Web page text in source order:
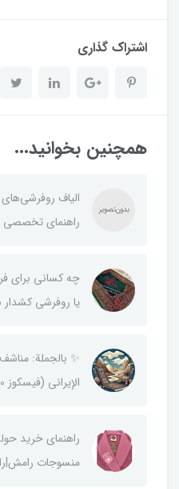
اشتراک گذاری
همچنین بخوانید...
الیاف
راهنمای
چه کسانی برای
یا روفرشی کشدار
✨ بالجملة:
الإيراني (فيسكوز 100%) | رامش ماركت ✨
راهنمای خرید
منسوجات